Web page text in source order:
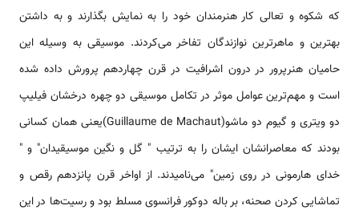
که شکوه و تعالی کار هنرمندان خود را به نمایش بگذارند و به داشتن
بهترین و ماهرترین نوازندگان تفاخر می‌کردند. موسیقی به وسیله این
حامیان هنرپرور در درون اشرافیت در قرن چهاردهم پرورش داده شده
است و مهم‌ترین عوامل موثر در تکامل موسیقی دو چهره درخشان فیلیپ
دو ویتری و گیوم دو ماشو(Guillaume de Machaut)یعنی همان کسانی
بودند که معاصرانشان ایشان را به ترتیب " گل و نگین موسیقیدان" و "
خدای هارمونی در روی زمین" می‌نامیدند. از اواخر قرن پانزدهم رقص و
تماشایی کردن صحنه، بر باله دوکور فرانسوی مسلط بود و رسیت‌ها در این